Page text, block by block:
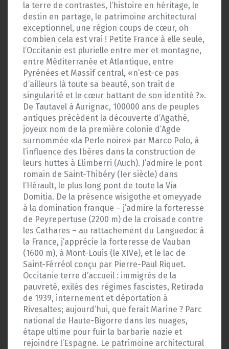
la terre de contrastes, l’histoire en héritage, le
destin en partage, le patrimoine architectural
exceptionnel, une région coups de cœur, oh
combien cela est vrai ! Petite France à elle seule,
l’Occitanie est plurielle entre mer et montagne,
entre Méditerranée et Atlantique, entre
Pyrénées et Massif central, «n’est-ce pas
d’ailleurs là toute sa beauté, son trait de
singularité et le cœur battant de son identité ?».
De Tautavel à Aurignac, 100000 ans de peuples
antiques précèdent la découverte d’Agathé,
joyeux nom de la première colonie d’Agde
surnommée «la Perle noire» par Marco Polo, à
l’influence des Ibères dans la construction de
leurs huttes à Elimberri (Auch). J’admire le pont
romain de Saint-Thibéry (Ier siècle) dans
l’Hérault, le plus long pont de toute la Via
Domitia. De la présence wisigothe et omeyyade
à la domination franque – j’admire la forteresse
de Peyrepertuse (2200 m) de la croisade contre
les Cathares – au rattachement du Languedoc à
la France, j’apprécie la forteresse de Vauban
(1600 m), à Mont-Louis (le XIVe), et le lac de
Saint-Férréol conçu par Pierre-Paul Riquet.
Occitanie terre d’accueil : immigrés de la
pauvreté, exilés des régimes fascistes, Retirada
de 1939, internement et déportation à
Rivesaltes; aujourd’hui, que ferait Marine ? Parc
national de Haute-Bigorre dans les nuages,
étape ultime pour fuir la barbarie nazie et
rejoindre l’Espagne. Le patrimoine architectural